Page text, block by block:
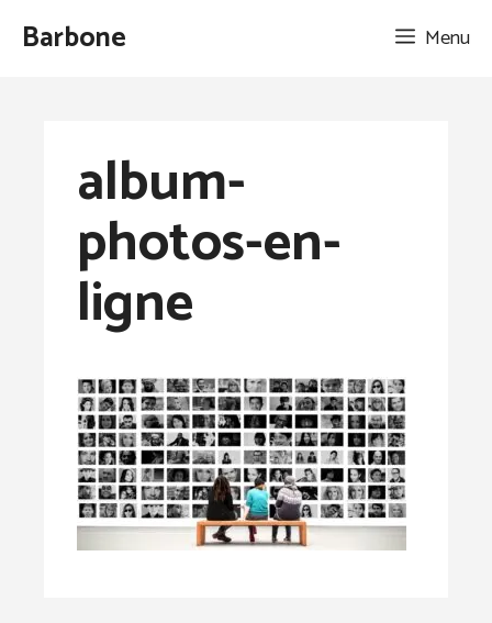
AllerBarbone Menu
album-
photos-en-
ligne